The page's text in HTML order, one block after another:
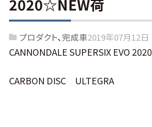
2020☆NEW荷
プロダクト 完成車2019年07月12日
CANNONDALE SUPERSIX EVO 2020
CARBON DISC ULTEGRA